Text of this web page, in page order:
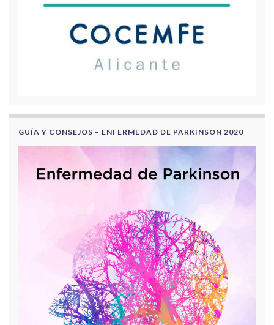
GUÍA Y CONSEJOS – ENFERMEDAD DE PARKINSON 2020